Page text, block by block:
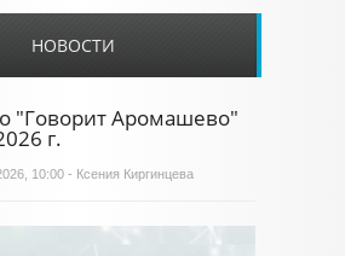
НОВОСТИ
"Говорит Аромашево"
г.
10:00 - Ксения Киргинцева